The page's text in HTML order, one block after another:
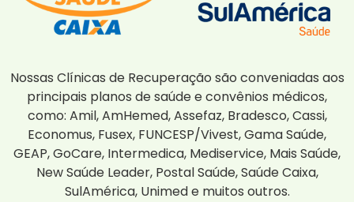
Nossas Clínicas de Recuperação são conveniadas aos
principais planos de saúde e convênios médicos,
como: Amil, AmHemed, Assefaz, Bradesco, Cassi,
Economus, Fusex, FUNCESP/Vivest, Gama Saúde,
GEAP, GoCare, Intermedica, Mediservice, Mais Saúde,
New Saúde Leader, Postal Saúde, Saúde Caixa,
SulAmérica, Unimed e muitos outros.